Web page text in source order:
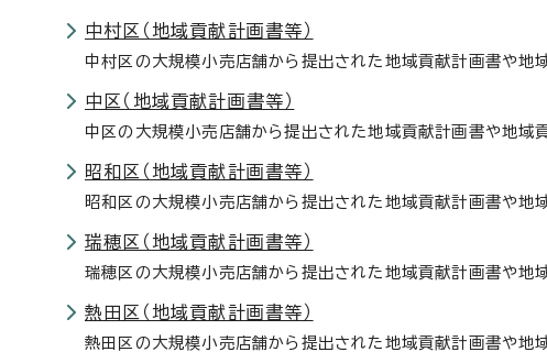
中村区（地域貢献計画書等）
中村区の大規模小売店舗から提出された地域貢献計画書や地
中区（地域貢献計画書等）
中区の大規模小売店舗から提出された地域貢献計画書や地域
昭和区（地域貢献計画書等）
昭和区の大規模小売店舗から提出された地域貢献計画書や地
瑞穂区（地域貢献計画書等）
瑞穂区の大規模小売店舗から提出された地域貢献計画書や地
熱田区（地域貢献計画書等）
熱田区の大規模小売店舗から提出された地域貢献計画書や地